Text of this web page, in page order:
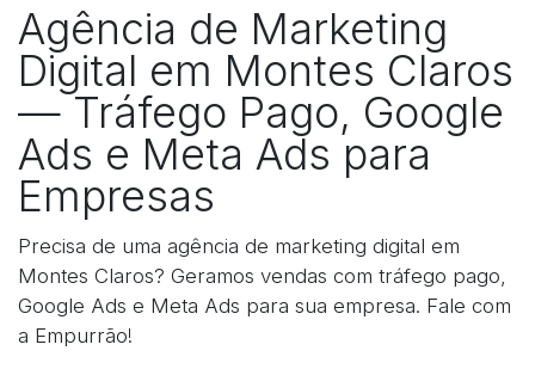
Agência de Marketing
Digital em Montes Claros
— Tráfego Pago, Google
Ads e Meta Ads para
Empresas
Precisa de uma agência de marketing digital em
Montes Claros? Geramos vendas com tráfego pago,
Google Ads e Meta Ads para sua empresa. Fale com
a Empurrão!